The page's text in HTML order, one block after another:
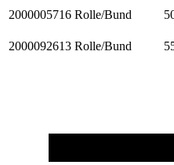
2000005716 Rolle/Bund
2000092613 Rolle/Bund